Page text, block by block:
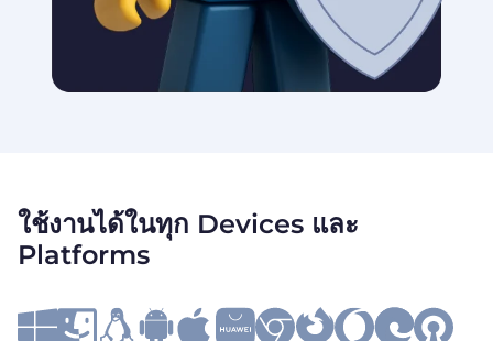
ใช้งานได้ในทุก Devices และ
Platforms